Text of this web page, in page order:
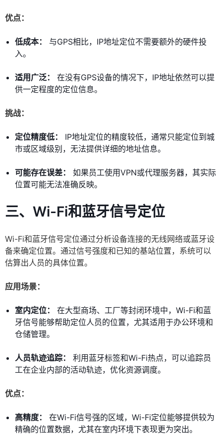
优点：
低成本：
与GPS相比，IP地址定位不需要额外的硬件投
入。
适用广泛：
在没有GPS设备的情况下，IP地址依然可以提
供一定程度的定位信息。
挑战：
定位精度低：
IP地址定位的精度较低，通常只能定位到城
市或区域级别，无法提供详细的地址信息。
可能存在误差：
如果员工使用VPN或代理服务器，其实际
位置可能无法准确反映。
三、Wi-Fi和蓝牙信号定位
Wi-Fi和蓝牙信号定位通过分析设备连接的无线网络或蓝牙设
备来确定位置。通过信号强度和已知的基站位置，系统可以
估算出人员的具体位置。
应用场景：
室内定位：
在大型商场、工厂等封闭环境中，Wi-Fi和蓝
牙信号能够帮助定位人员的位置，尤其适用于办公环境和
仓储管理。
人员轨迹追踪：
利用蓝牙标签和Wi-Fi热点，可以追踪员
工在企业内部的活动轨迹，优化资源调度。
优点：
高精度：
在Wi-Fi信号强的区域，Wi-Fi定位能够提供较为
精确的位置数据，尤其在室内环境下表现更为突出。